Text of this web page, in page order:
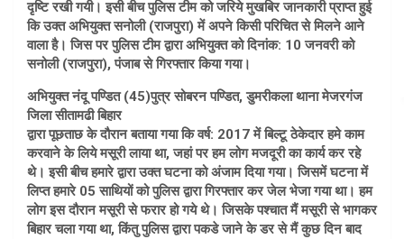
दृष्टि रखी गयी। इसी बीच पुलिस टीम को जरिये मुखबिर जानकारी प्राप्त हुई
कि उक्त अभियुक्त सनोली (राजपुरा) में अपने किसी परिचित से मिलने आने
वाला है। जिस पर पुलिस टीम द्वारा अभियुक्त को दिनांक: 10 जनवरी को
सनोली (राजपुरा), पंजाब से गिरफ्तार किया गया।
अभियुक्त नंदू पण्डित (45)पुत्र सोबरन पण्डित, डुमरीकला थाना मेजरगंज
जिला सीतामढी बिहार
द्वारा पूछताछ के दौरान बताया गया कि वर्ष: 2017 में बिल्टू ठेकेदार हमे काम
करवाने के लिये मसूरी लाया था, जहां पर हम लोग मजदूरी का कार्य कर रहे
थे। इसी बीच हमारे द्वारा उक्त घटना को अंजाम दिया गया। जिसमें घटना में
लिप्त हमारे 05 साथियों को पुलिस द्वारा गिरफ्तार कर जेल भेजा गया था। हम
लोग इस दौरान मसूरी से फरार हो गये थे। जिसके पश्चात मैं मसूरी से भागकर
बिहार चला गया था, किंतु पुलिस द्वारा पकडे जाने के डर से मैं कुछ दिन बाद